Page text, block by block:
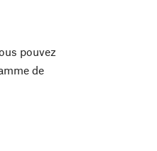
pouvez
de